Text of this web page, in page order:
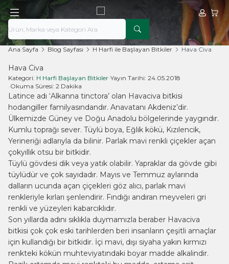
Hesabım
Ana Sayfa Blog Sayfası H Harfi ile Başlayan Bitkiler Hava Civa
Hava Civa
Kategori: H Harfi Başlayan Bitkiler•Yayın Tarihi: 24.05.2018
• Okuma Süresi: 2 Dakika
Latince adı ‘Alkanna tinctora’ olan Havaciva bitkisi
hodangiller familyasındandır. Anavatanı Akdeniz’dir.
Ülkemizde Güney ve Doğu Anadolu bölgelerinde yaygındır.
Kumlu toprağı sever. Tüylü boya, Eğlik kökü, Kızılencik,
Yerineriği adlarıyla da bilinir. Parlak mavi renkli çiçekler açan
çokyıllık otsu bir bitkidir.
Tüylü gövdesi dik veya yatık olabilir. Yapraklar da gövde gibi
tüylüdür ve çok sayıdadır. Mayıs ve Temmuz aylarında
dalların ucunda açan çiçekleri göz alıcı, parlak mavi
renkleriyle kırları şenlendirir. Fındığı andıran meyveleri gri
renkli ve yüzeyleri kabarcıklıdır.
Son yıllarda adını sıklıkla duymamızla beraber Havaciva
bitkisi çok çok eski tarihlerden beri insanların çeşitli amaçlar
için kullandığı bir bitkidir. İçi mavi, dışı siyaha yakın kırmızı
renkteki kökün muhteviyatındaki boyar madde alkalindir.